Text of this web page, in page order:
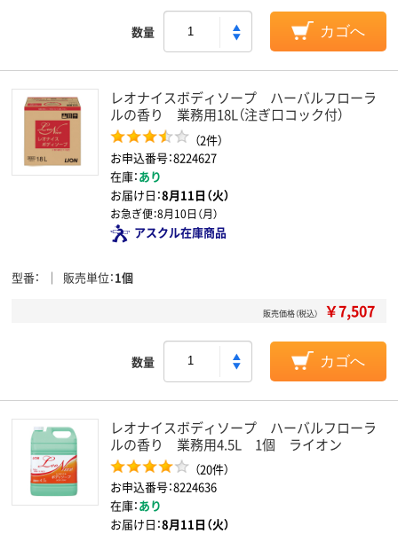
数量 カゴへ
レオナイスボディソープ ハーバルフローラ
ルの香り 業務用18L（注ぎ口コック付）
（2件）
お申込番号：8224627
在庫：あり
お届け日：8月11日（火）
お急ぎ便：8月10日（月）
アスクル在庫商品
型番 販売単位 1個
販売価格（税込） ￥7,507
数量 カゴへ
レオナイスボディソープ ハーバルフローラ
ルの香り 業務用4.5L 1個 ライオン
（20件）
お申込番号：8224636
在庫：あり
お届け日：8月11日（火）